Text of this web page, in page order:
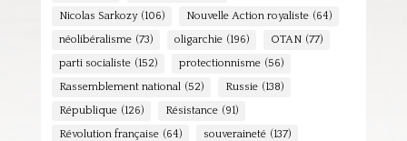
Nicolas Sarkozy (106) Nouvelle Action royaliste (64)
néolibéralisme (73) oligarchie (196) OTAN (77)
parti socialiste (152) protectionnisme (56)
Rassemblement national (52) Russie (138)
République (126) Résistance (91)
Révolution française (64) souveraineté (137)